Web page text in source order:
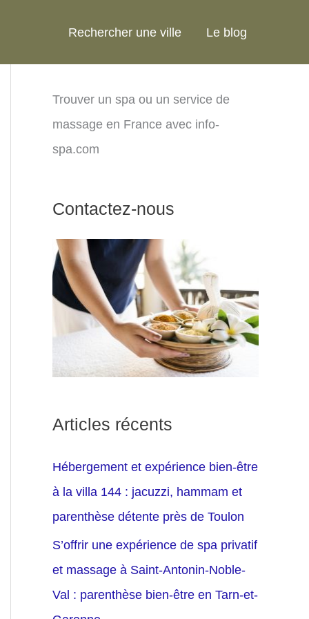
Rechercher une ville Le blog
Trouver un spa ou un service de
massage en France avec info-
spa.com
Contactez-nous
Articles récents
Hébergement et expérience bien-être
à la villa 144 : jacuzzi, hammam et
parenthèse détente près de Toulon
S’offrir une expérience de spa privatif
et massage à Saint-Antonin-Noble-
Val : parenthèse bien-être en Tarn-et-